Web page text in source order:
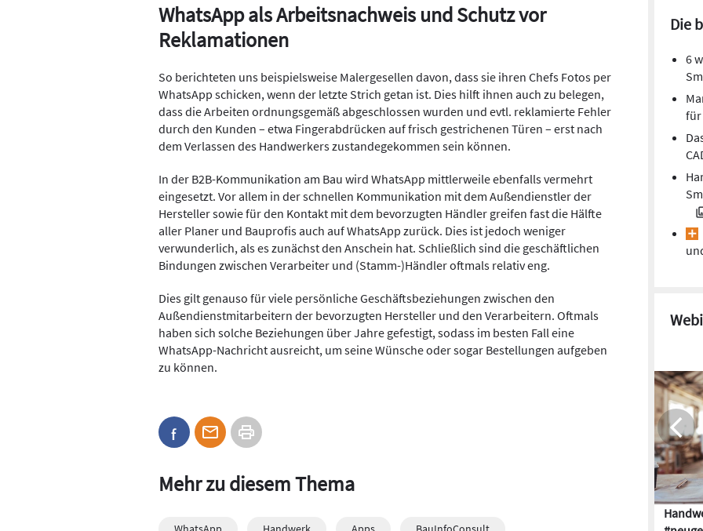
WhatsApp als Arbeitsnachweis und Schutz vor
Reklamationen
So berichteten uns beispielsweise Malergesellen davon, dass sie ihren Chefs Fotos per
WhatsApp schicken, wenn der letzte Strich getan ist. Dies hilft ihnen auch zu belegen,
dass die Arbeiten ordnungsgemäß abgeschlossen wurden und evtl. reklamierte Fehler
durch den Kunden – etwa Fingerabdrücken auf frisch gestrichenen Türen – erst nach
dem Verlassen des Handwerkers zustandegekommen sein können.
In der B2B-Kommunikation am Bau wird WhatsApp mittlerweile ebenfalls vermehrt
eingesetzt. Vor allem in der schnellen Kommunikation mit dem Außendienstler der
Hersteller sowie für den Kontakt mit dem bevorzugten Händler greifen fast die Hälfte
aller Planer und Bauprofis auch auf WhatsApp zurück. Dies ist jedoch weniger
verwunderlich, als es zunächst den Anschein hat. Schließlich sind die geschäftlichen
Bindungen zwischen Verarbeiter und (Stamm-)Händler oftmals relativ eng.
Dies gilt genauso für viele persönliche Geschäftsbeziehungen zwischen den
Außendienstmitarbeitern der bevorzugten Hersteller und den Verarbeitern. Oftmals
haben sich solche Beziehungen über Jahre gefestigt, sodass im besten Fall eine
WhatsApp-Nachricht ausreicht, um seine Wünsche oder sogar Bestellungen aufgeben
zu können.
Mehr zu diesem Thema
Die
6
für